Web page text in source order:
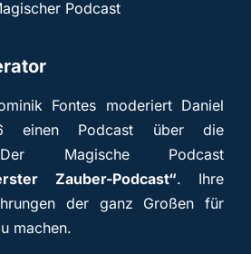
Fontes moderiert Daniel
einen Podcast über die
Magische Podcast
Zauber-Podcast“. Ihre
der ganz Großen für
machen.